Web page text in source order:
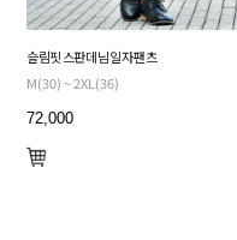
슬림핏 스판 데님 일자 팬츠
M(30) ~ 2XL(36)
72,000